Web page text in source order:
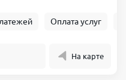
Оплата услуг
На карте